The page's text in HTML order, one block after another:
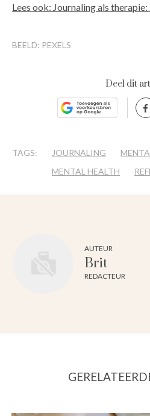
Lees ook: Journaling als
BEELD: PEXELS
Deel dit
TAGS: JOURNALING
MENTAL HEALTH
AUTEUR
Brit
REDACTEUR